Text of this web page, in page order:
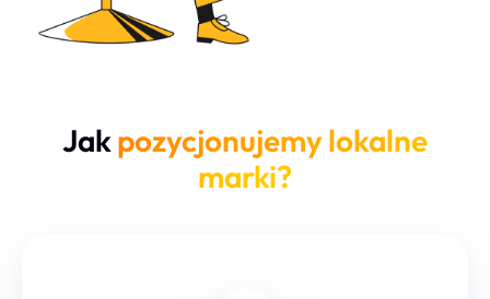
Jakpozycjonujemy lokalne
marki?